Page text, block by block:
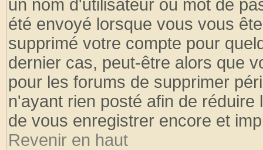
un nom d'utilisateur ou mot de
été envoyé lorsque vous vous
supprimé votre compte pour
dernier cas, peut-être alors que
pour les forums de supprimer
n'ayant rien posté afin de
de vous enregistrer encore et
Revenir en haut